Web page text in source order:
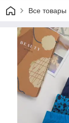
Все товары